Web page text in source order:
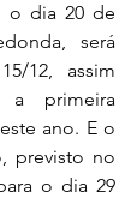
o dia 20 de
será
12, assim
a primeira
ano. E o
previsto no
o dia 29